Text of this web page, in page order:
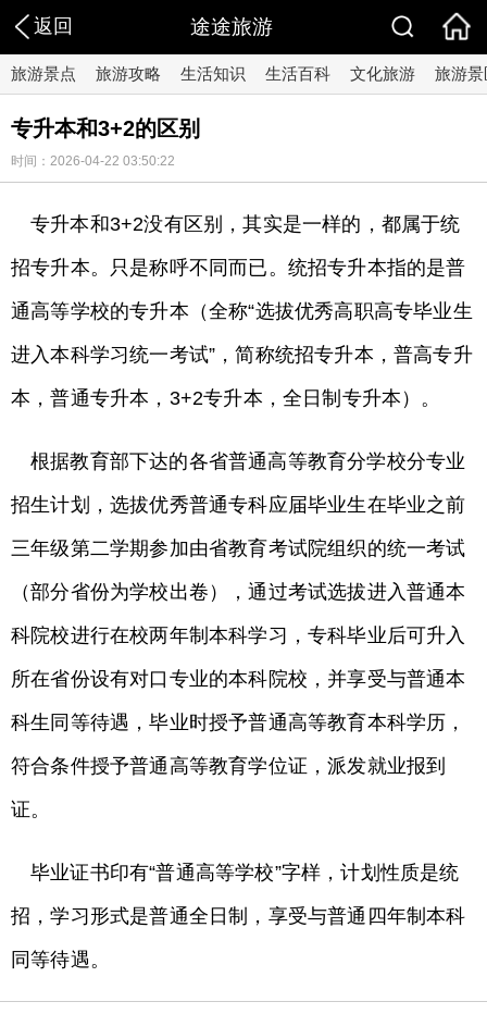
返回 途途旅游
旅游景点 旅游攻略 生活知识 生活百科 文化旅游 旅游景
专升本和3+2的区别
时间：2026-04-22 03:50:22
专升本和3+2没有区别，其实是一样的，都属于统
招专升本。只是称呼不同而已。统招专升本指的是普
通高等学校的专升本（全称“选拔优秀高职高专毕业生
进入本科学习统一考试”，简称统招专升本，普高专升
本，普通专升本，3+2专升本，全日制专升本）。
根据教育部下达的各省普通高等教育分学校分专业
招生计划，选拔优秀普通专科应届毕业生在毕业之前
三年级第二学期参加由省教育考试院组织的统一考试
（部分省份为学校出卷），通过考试选拔进入普通本
科院校进行在校两年制本科学习，专科毕业后可升入
所在省份设有对口专业的本科院校，并享受与普通本
科生同等待遇，毕业时授予普通高等教育本科学历，
符合条件授予普通高等教育学位证，派发就业报到
证。
毕业证书印有“普通高等学校”字样，计划性质是统
招，学习形式是普通全日制，享受与普通四年制本科
同等待遇。